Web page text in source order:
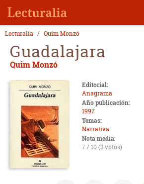
Lecturalia Quim Monzó
Guadalajara
Quim Monzó
Editorial:
Anagrama
Año publicación:
1997
Temas:
Narrativa
Nota media:
7 / 10 (3 votos)